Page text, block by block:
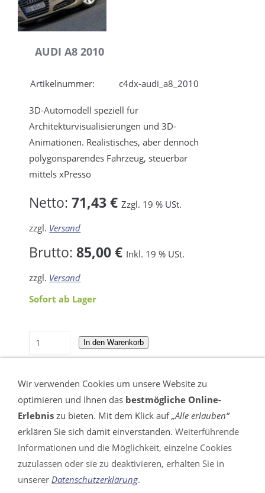
AUDI A8 2010
Artikelnummer: c4dx-audi_a8_2010
3D-Automodell speziell für
Architekturvisualisierungen und 3D-
Animationen. Realistisches, aber dennoch
polygonsparendes Fahrzeug, steuerbar
mittels xPresso
Netto:71,43 € Zzgl. 19 % USt.
zzgl. Versand
Brutto:85,00 € Inkl. 19 % USt.
zzgl. Versand
Sofort ab Lager
In den Warenkorb
VERTRAG WIDERRUFEN
Impressum
Wir verwenden Cookies um unsere Website zu
optimieren und Ihnen das bestmögliche Online-
Erlebnis zu bieten. Mit dem Klick auf„Alle erlauben“
erklären Sie sich damit einverstanden. Weiterführende
Informationen und die Möglichkeit, einzelne Cookies
zuzulassen oder sie zu deaktivieren, erhalten Sie in
unserer Datenschutzerklärung.